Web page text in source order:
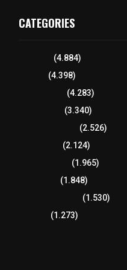
CATEGORIES
(4.884)
(4.398)
(4.283)
(3.340)
(2.526)
(2.124)
(1.965)
(1.848)
(1.530)
(1.273)